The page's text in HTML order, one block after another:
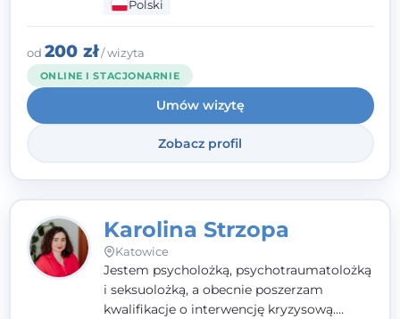
w obliczu lęku, przewlekłego stresu,
natłoku myśli, obniżonego nastroju,
wypalenia czy kryzysu, a także po prostu
chcą lepiej poznać siebie.
Polski
od 200 zł/ wizyta
ONLINE I STACJONARNIE
Umów wizytę
Zobacz profil
Karolina Strzopa
Katowice
Jestem psycholożką, psychotraumatolożką
i seksuolożką, a obecnie poszerzam
kwalifikacje o interwencję kryzysową.